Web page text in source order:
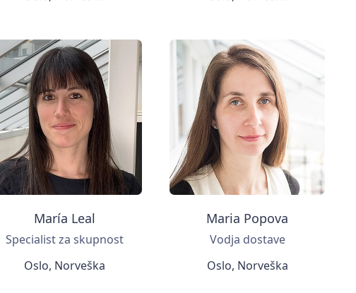
María Leal
Specialist za skupnost
Oslo, Norveška
Maria Popova
Vodja dostave
Oslo, Norveška